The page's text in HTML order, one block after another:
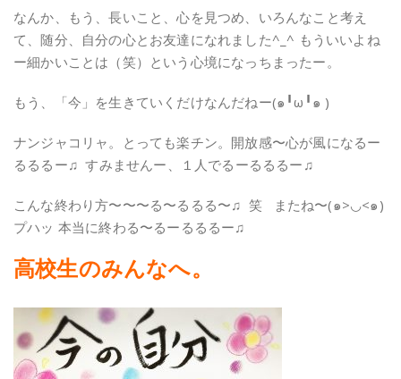
なんか、もう、長いこと、心を見つめ、いろんなこと考え
て、随分、自分の心とお友達になれました^_^ もういいよね
ー細かいことは（笑）という心境になっちまったー。
もう、「今」を生きていくだけなんだねー(๑╹ω╹๑ )
ナンジャコリャ。とっても楽チン。開放感〜心が風になるー
るるるー♫ すみませんー、１人でるーるるるー♫
こんな終わり方〜〜〜る〜るるる〜♫ 笑 またね〜(๑>◡<๑)
プハッ 本当に終わる〜るーるるるー♫
高校生のみんなへ。